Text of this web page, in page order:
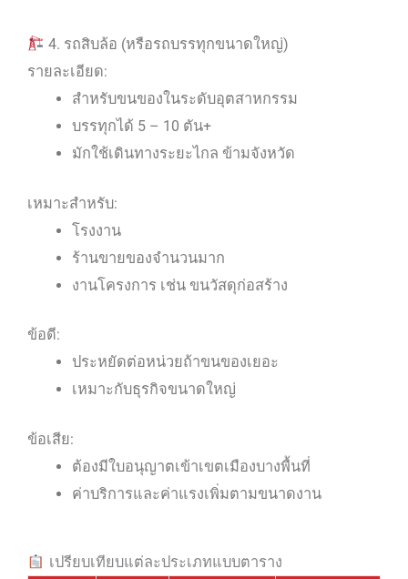
4. รถสิบล้อ (หรือรถบรรทุกขนาดใหญ่)
รายละเอียด:
สำหรับขนของในระดับอุตสาหกรรม
บรรทุกได้ 5 – 10 ตัน+
มักใช้เดินทางระยะไกล ข้ามจังหวัด
เหมาะสำหรับ:
โรงงาน
ร้านขายของจำนวนมาก
งานโครงการ เช่น ขนวัสดุก่อสร้าง
ข้อดี:
ประหยัดต่อหน่วยถ้าขนของเยอะ
เหมาะกับธุรกิจขนาดใหญ่
ข้อเสีย:
ต้องมีใบอนุญาตเข้าเขตเมืองบางพื้นที่
ค่าบริการและค่าแรงเพิ่มตามขนาดงาน
เปรียบเทียบแต่ละประเภทแบบตาราง